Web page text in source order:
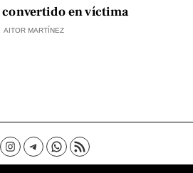
convertido en víctima
AITOR MARTÍNEZ
Legal Política de privacidad